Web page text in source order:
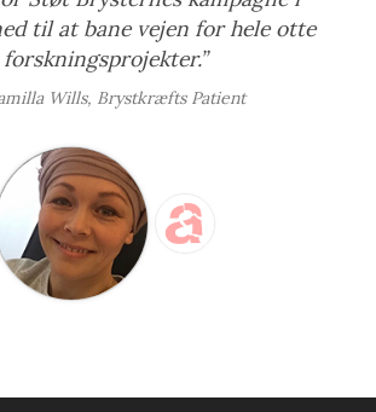
til at bane vejen for hele otte
forskningsprojekter.”
Wills, Brystkræfts Patient